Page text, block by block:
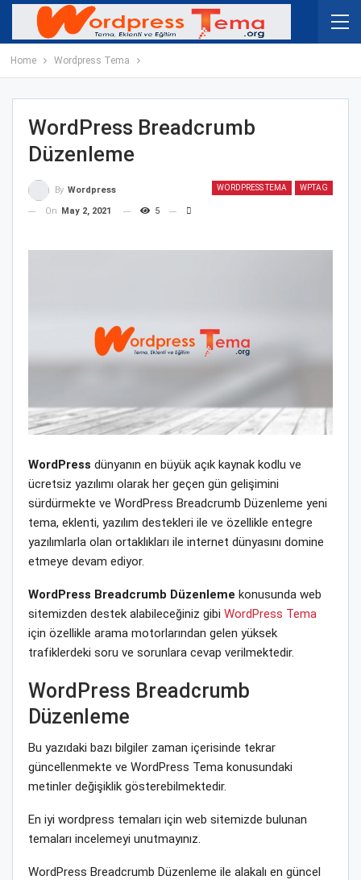
Home Wordpress Tema
WordPress Breadcrumb
Düzenleme
WORDPRESS TEMA WPTAG
By Wordpress
On
May 2, 2021 5
WordPress dünyanın en büyük açık kaynak kodlu ve
ücretsiz yazılımı olarak her geçen gün gelişimini
sürdürmekte ve WordPress Breadcrumb Düzenleme yeni
tema, eklenti, yazılım destekleri ile ve özellikle entegre
yazılımlarla olan ortaklıkları ile internet dünyasını domine
etmeye devam ediyor.
WordPress Breadcrumb Düzenleme konusunda web
sitemizden destek alabileceğiniz gibi WordPress Tema
için özellikle arama motorlarından gelen yüksek
trafiklerdeki soru ve sorunlara cevap verilmektedir.
WordPress Breadcrumb
Düzenleme
Bu yazıdaki bazı bilgiler zaman içerisinde tekrar
güncellenmekte ve WordPress Tema konusundaki
metinler değişiklik gösterebilmektedir.
En iyi wordpress temaları için web sitemizde bulunan
temaları incelemeyi unutmayınız.
WordPress Breadcrumb Düzenleme ile alakalı en güncel